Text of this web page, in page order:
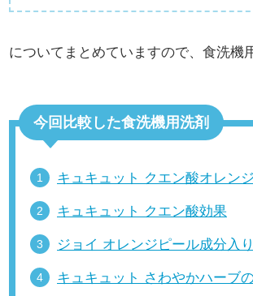
についてまとめていますので、食洗機
今回比較した食洗機用洗剤
キュキュット クエン酸オレン
キュキュット クエン酸効果
ジョイ オレンジピール成分入
キュキュット さわやかハーブ